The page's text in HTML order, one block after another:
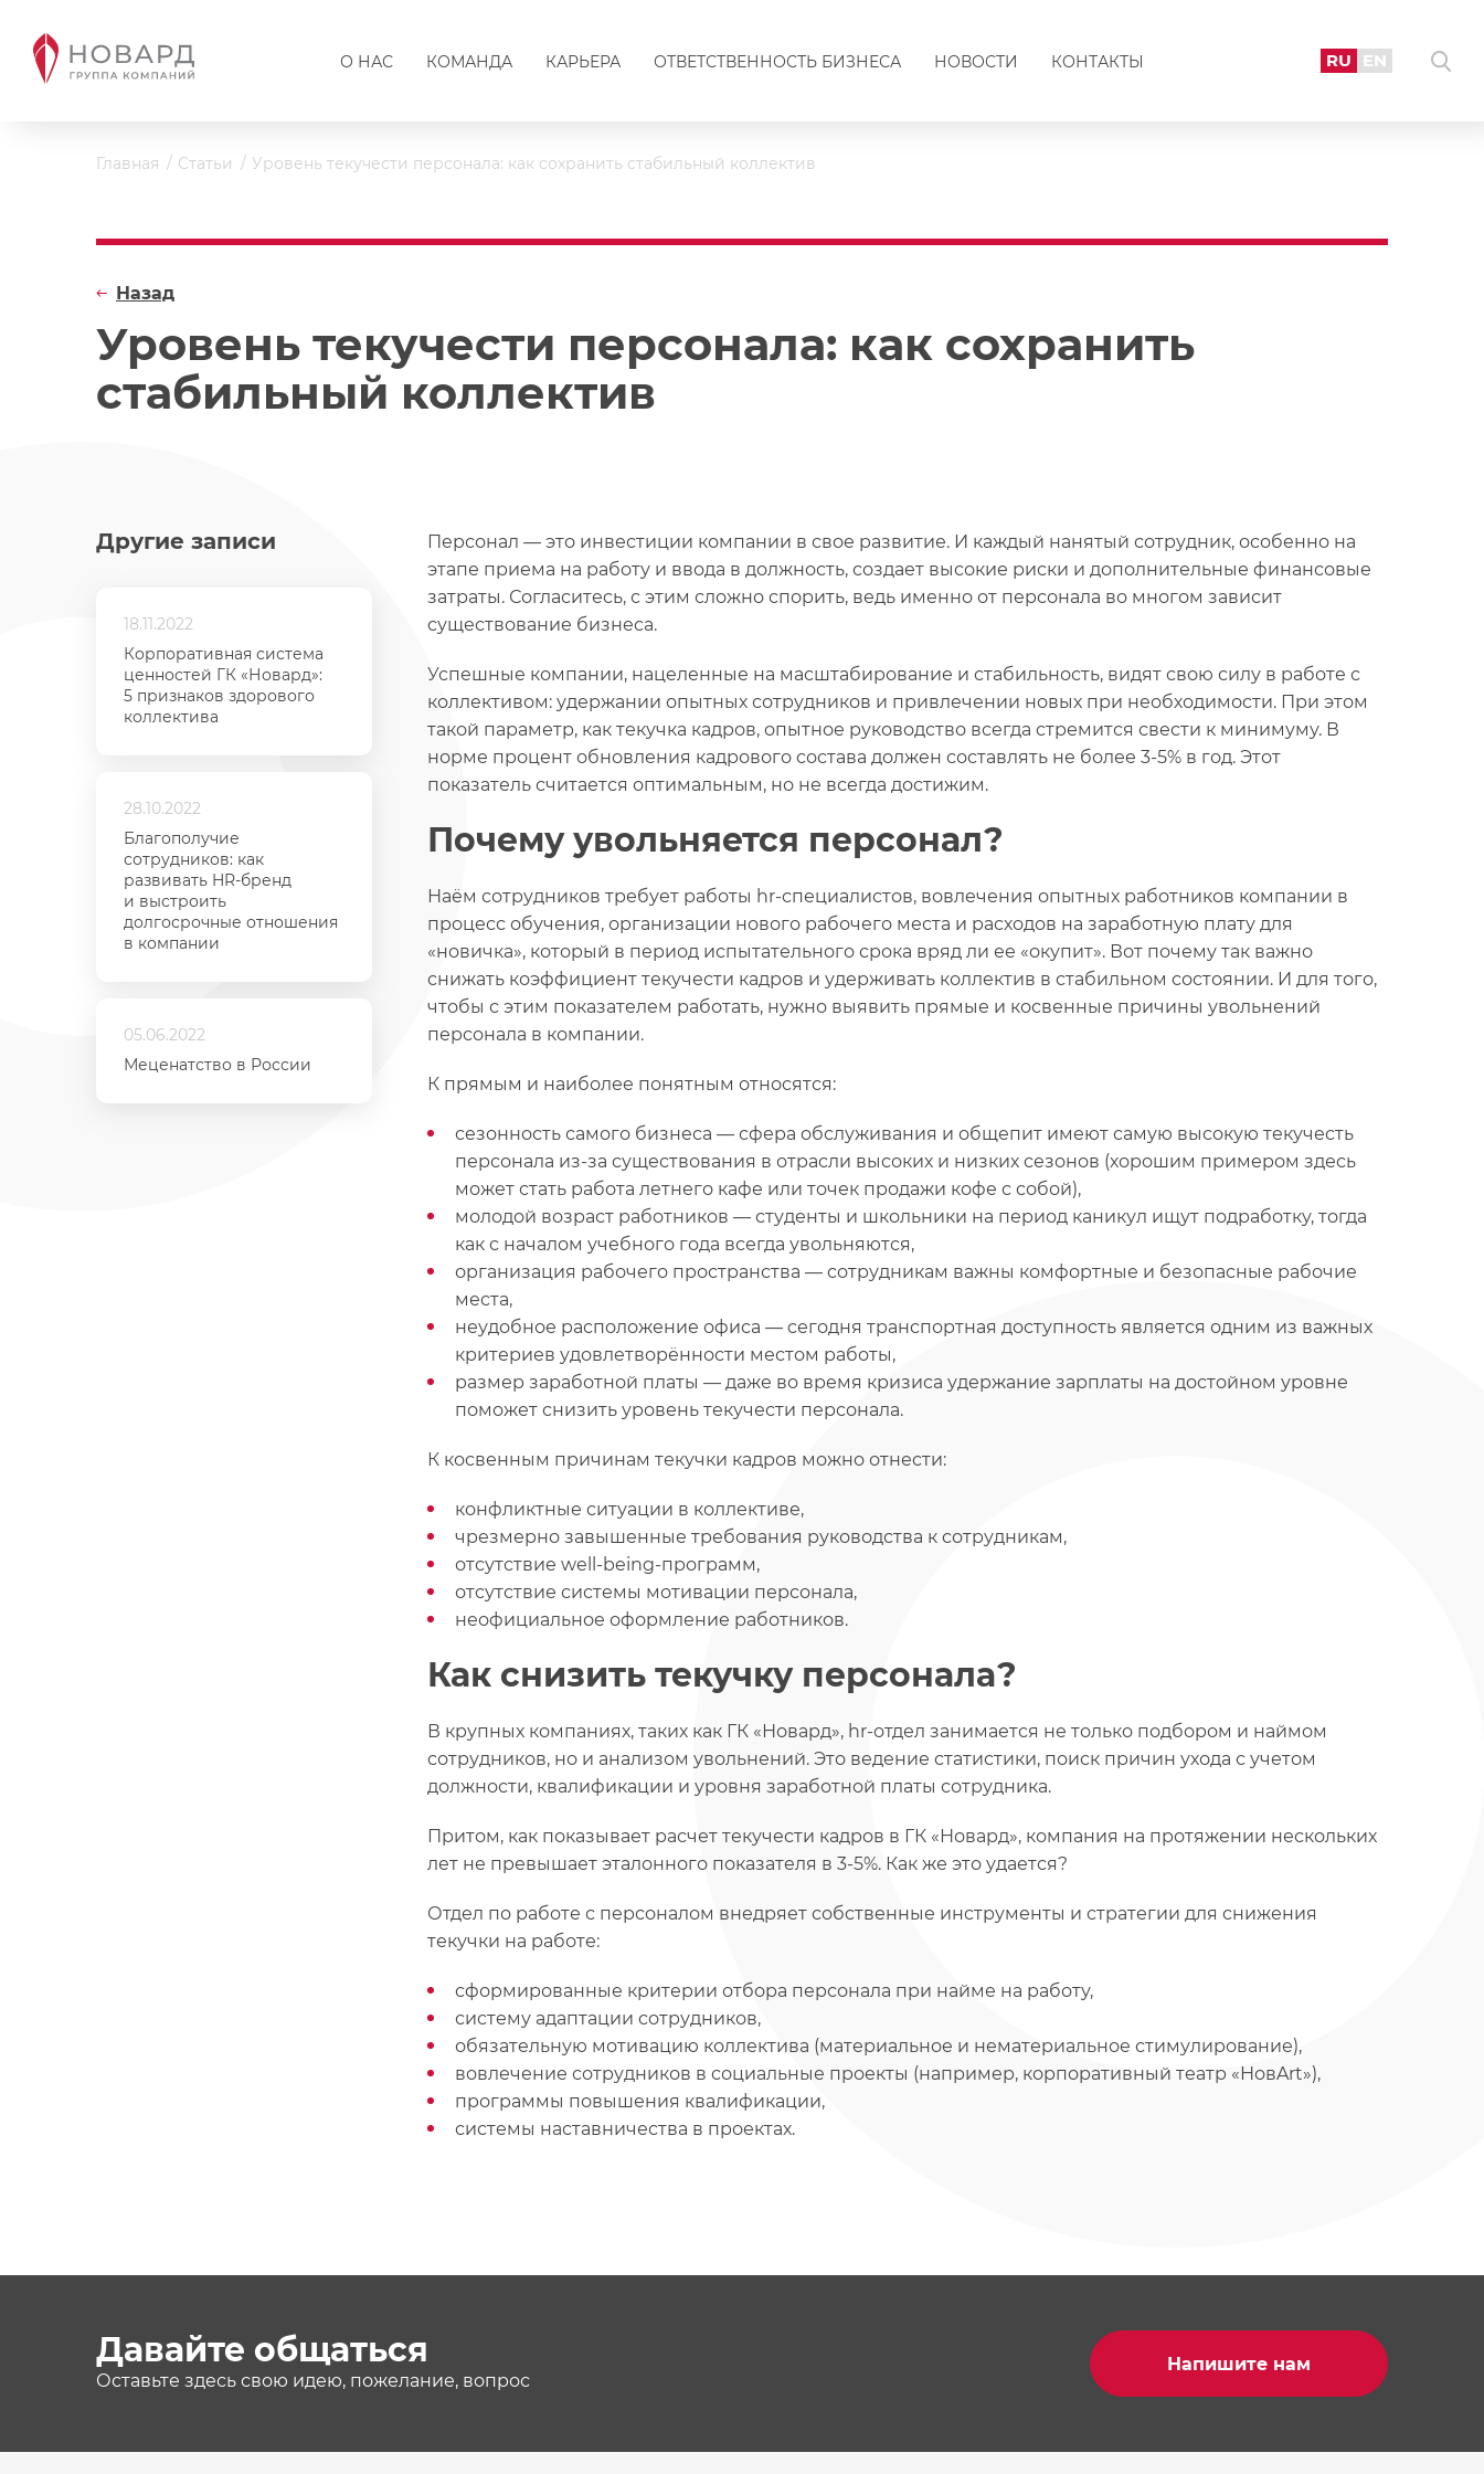
О НАС КОМАНДА КАРЬЕРА ОТВЕТСТВЕННОСТЬ БИЗНЕСА НОВОСТИ КОНТАКТЫ RU EN
Главная Статьи Уровень текучести персонала: как сохранить стабильный коллектив
Уровень текучести персонала: как сохранить
стабильный коллектив
Назад
Другие записи
18.11.2022
Корпоративная система
ценностей ГК «Новард»:
5 признаков здорового
коллектива
28.10.2022
Благополучие
сотрудников: как
развивать HR-бренд
и выстроить
долгосрочные отношения
в компании
05.06.2022
Меценатство в России
Персонал — это инвестиции компании в свое развитие. И каждый нанятый сотрудник, особенно на
этапе приема на работу и ввода в должность, создает высокие риски и дополнительные финансовые
затраты. Согласитесь, с этим сложно спорить, ведь именно от персонала во многом зависит
существование бизнеса.
Успешные компании, нацеленные на масштабирование и стабильность, видят свою силу в работе с
коллективом: удержании опытных сотрудников и привлечении новых при необходимости. При этом
такой параметр, как текучка кадров, опытное руководство всегда стремится свести к минимуму. В
норме процент обновления кадрового состава должен составлять не более 3-5% в год. Этот
показатель считается оптимальным, но не всегда достижим.
Почему увольняется персонал?
Наём сотрудников требует работы hr-специалистов, вовлечения опытных работников компании в
процесс обучения, организации нового рабочего места и расходов на заработную плату для
«новичка», который в период испытательного срока вряд ли ее «окупит». Вот почему так важно
снижать коэффициент текучести кадров и удерживать коллектив в стабильном состоянии. И для того,
чтобы с этим показателем работать, нужно выявить прямые и косвенные причины увольнений
персонала в компании.
К прямым и наиболее понятным относятся:
сезонность самого бизнеса — сфера обслуживания и общепит имеют самую высокую текучесть
персонала из-за существования в отрасли высоких и низких сезонов (хорошим примером здесь
может стать работа летнего кафе или точек продажи кофе с собой),
молодой возраст работников — студенты и школьники на период каникул ищут подработку, тогда
как с началом учебного года всегда увольняются,
организация рабочего пространства — сотрудникам важны комфортные и безопасные рабочие
места,
неудобное расположение офиса — сегодня транспортная доступность является одним из важных
критериев удовлетворённости местом работы,
размер заработной платы — даже во время кризиса удержание зарплаты на достойном уровне
поможет снизить уровень текучести персонала.
К косвенным причинам текучки кадров можно отнести:
конфликтные ситуации в коллективе,
чрезмерно завышенные требования руководства к сотрудникам,
отсутствие well-being-программ,
отсутствие системы мотивации персонала,
неофициальное оформление работников.
Как снизить текучку персонала?
В крупных компаниях, таких как ГК «Новард», hr-отдел занимается не только подбором и наймом
сотрудников, но и анализом увольнений. Это ведение статистики, поиск причин ухода с учетом
должности, квалификации и уровня заработной платы сотрудника.
Притом, как показывает расчет текучести кадров в ГК «Новард», компания на протяжении нескольких
лет не превышает эталонного показателя в 3-5%. Как же это удается?
Отдел по работе с персоналом внедряет собственные инструменты и стратегии для снижения
текучки на работе:
сформированные критерии отбора персонала при найме на работу,
систему адаптации сотрудников,
обязательную мотивацию коллектива (материальное и нематериальное стимулирование),
вовлечение сотрудников в социальные проекты (например, корпоративный театр «НовArt»),
программы повышения квалификации,
системы наставничества в проектах.
Давайте общаться
Оставьте здесь свою идею, пожелание, вопрос
Напишите нам